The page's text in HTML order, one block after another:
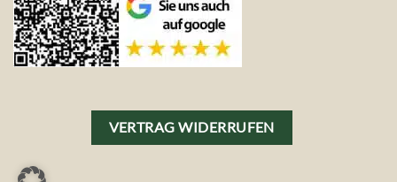
VERTRAG WIDERRUFEN